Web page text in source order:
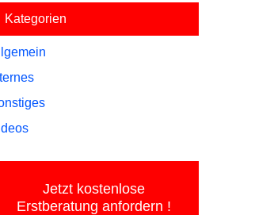
Kategorien
Jetzt kostenlose
Erstberatung anfordern !